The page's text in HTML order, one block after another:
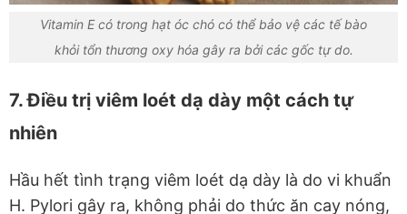
Vitamin E có trong hạt óc chó có thể bảo vệ các tế bào
khỏi tổn thương oxy hóa gây ra bởi các gốc tự do.
7. Điều trị viêm loét dạ dày một cách tự
nhiên
Hầu hết tình trạng viêm loét dạ dày là do vi khuẩn
H. Pylori gây ra, không phải do thức ăn cay nóng,